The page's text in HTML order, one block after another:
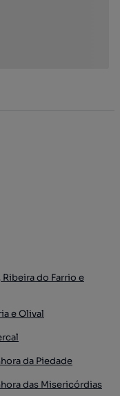
do Farrio e
e Olival
da Piedade
das Misericórdias